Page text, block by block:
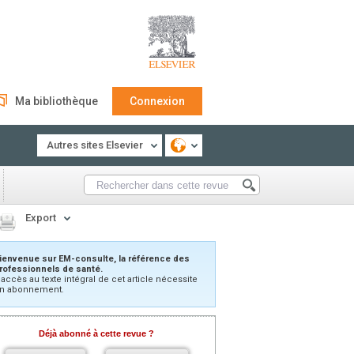
Ma bibliothèque Connexion
Autres sites Elsevier
Export
sur EM-consulte, la référence des
de santé.
au texte intégral de cet article nécessite
abonnement.
Déjà abonné à cette revue ?